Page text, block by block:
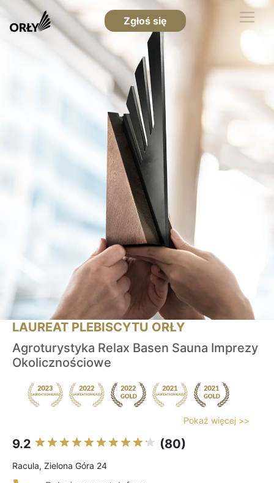
Zgłoś się
LAUREAT PLEBISCYTU ORŁY
Agroturystyka Relax Basen Sauna Imprezy
Okolicznościowe
Pokaż więcej >>
9.2 (80)
Racula, Zielona Góra 24